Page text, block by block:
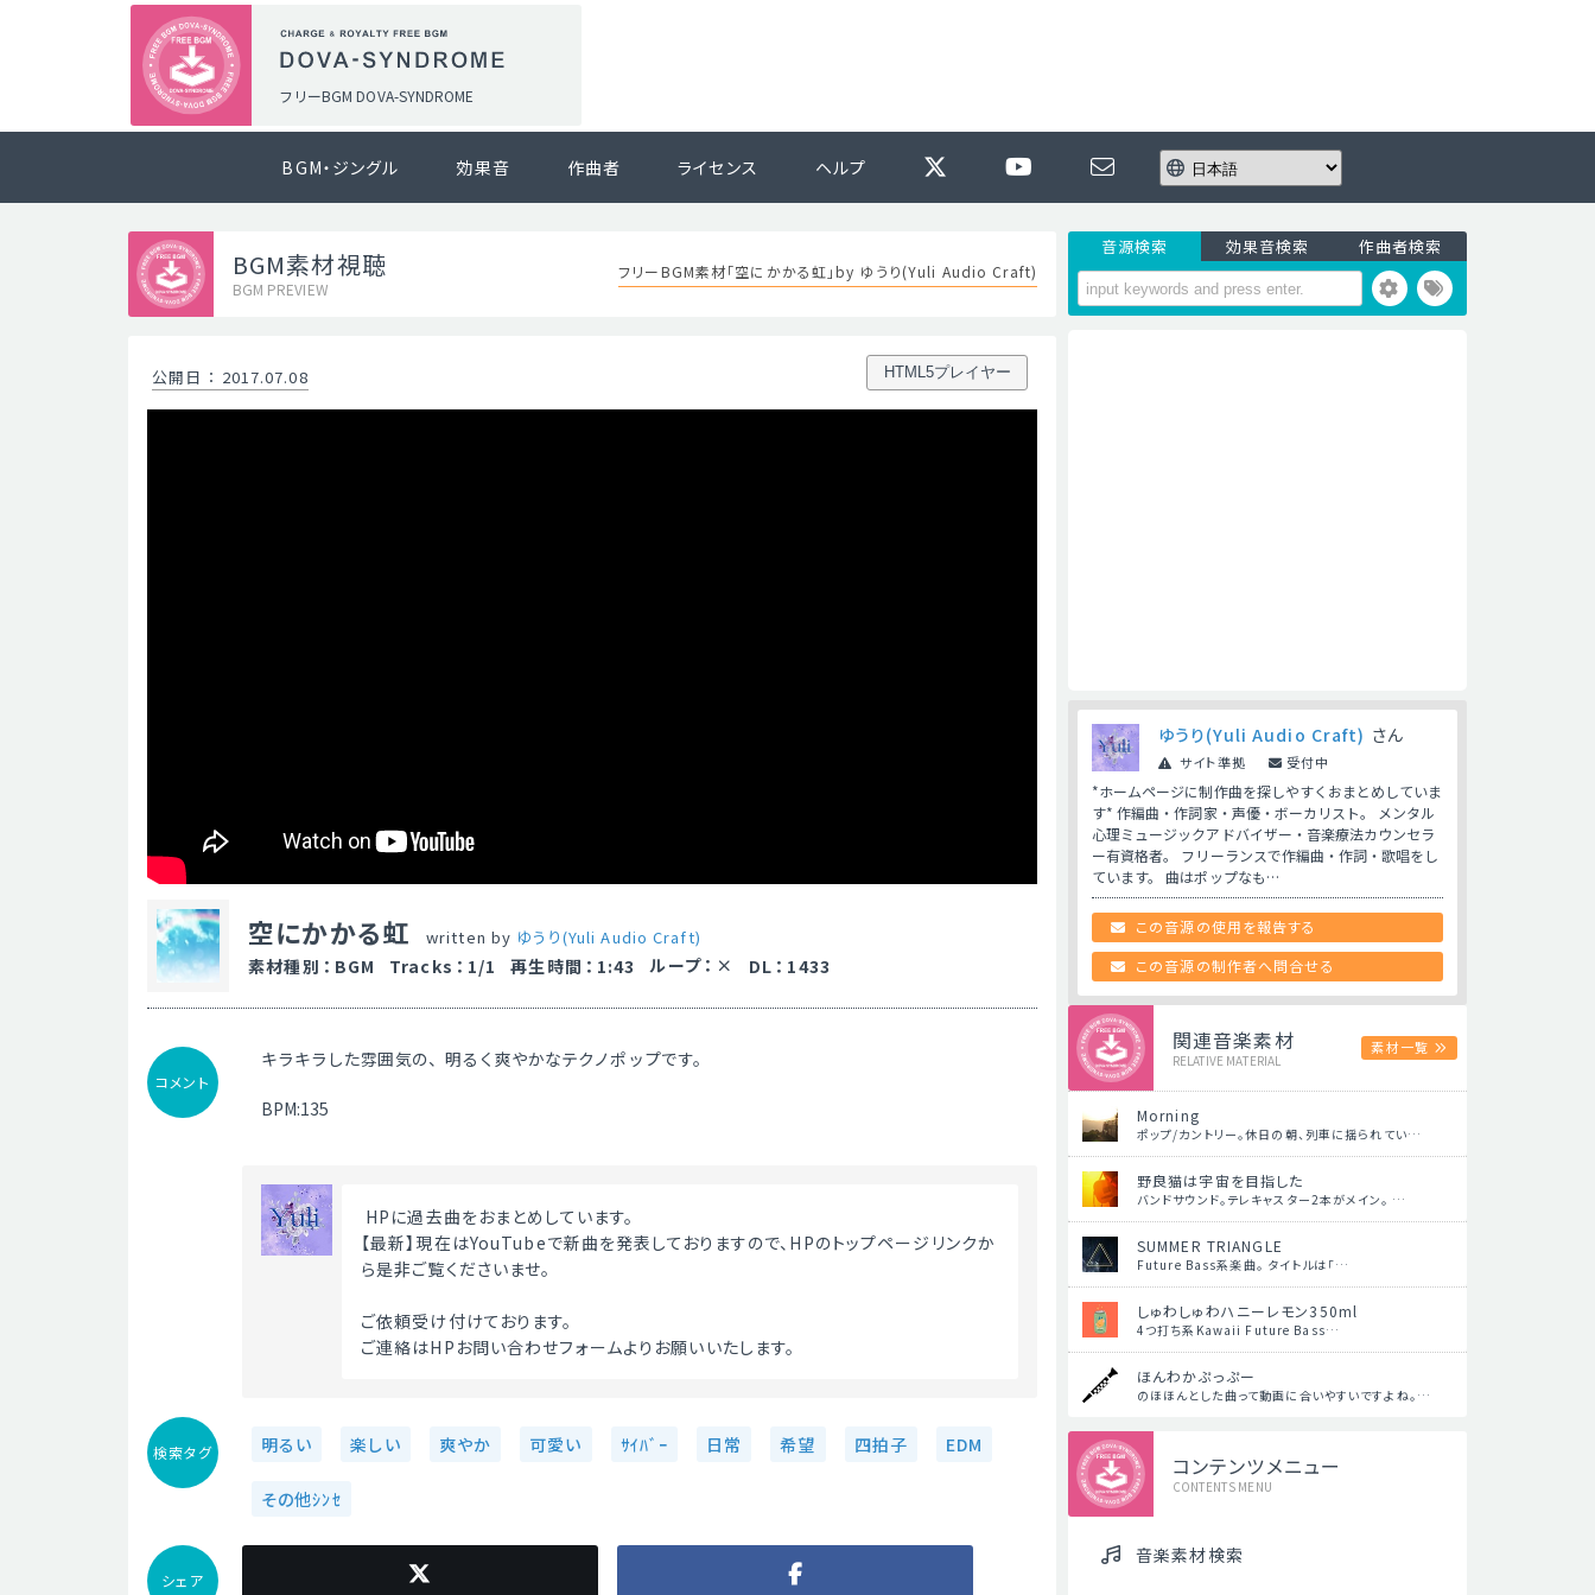
フリーBGM DOVA-SYNDROME
BGM・ジングル 効果音 作曲者 ライセンス ヘルプ
BGM素材視聴
BGM PREVIEW
フリーBGM素材「空にかかる虹」by ゆうり(Yuli Audio Craft)
公開日 ： 2017.07.08 HTML5プレイヤー
空にかかる虹 written by ゆうり(Yuli Audio Craft)
素材種別 ： BGM Tracks ： 1/1 再生時間 ： 1:43 ループ ： DL ： 1433
コメント
キラキラした雰囲気の、明るく爽やかなテクノポップです。
BPM:135
HPに過去曲をおまとめしています。
【最新】現在はYouTubeで新曲を発表しておりますので、HPのトップページリンクか
ら是非ご覧くださいませ。
ご依頼受け付けております。
ご連絡はHPお問い合わせフォームよりお願いいたします。
検索タグ 明るい 楽しい 爽やか 可愛い ｻｲﾊﾞｰ 日常 希望 四拍子 EDM
その他ｼﾝｾ
シェア
音源検索 効果音検索 作曲者検索
ゆうり(Yuli Audio Craft) さん
サイト準拠 受付中
*ホームページに制作曲を探しやすくおまとめしていま
す* 作編曲・作詞家・声優・ボーカリスト。 メンタル
心理ミュージックアドバイザー・音楽療法カウンセラ
ー有資格者。 フリーランスで作編曲・作詞・歌唱をし
ています。 曲はポップなも…
この音源の使用を報告する
この音源の制作者へ問合せる
関連音楽素材
RELATIVE MATERIAL
素材一覧
Morning
ポップ/カントリー。休日の朝、列車に揺られてい…
野良猫は宇宙を目指した
バンドサウンド。テレキャスター2本がメイン。 …
SUMMER TRIANGLE
Future Bass系楽曲。 タイトルは「…
しゅわしゅわハニーレモン350ml
4つ打ち系Kawaii Future Bass…
ほんわかぷっぷー
のほほんとした曲って動画に合いやすいですよね。…
コンテンツメニュー
CONTENTS MENU
音楽素材検索